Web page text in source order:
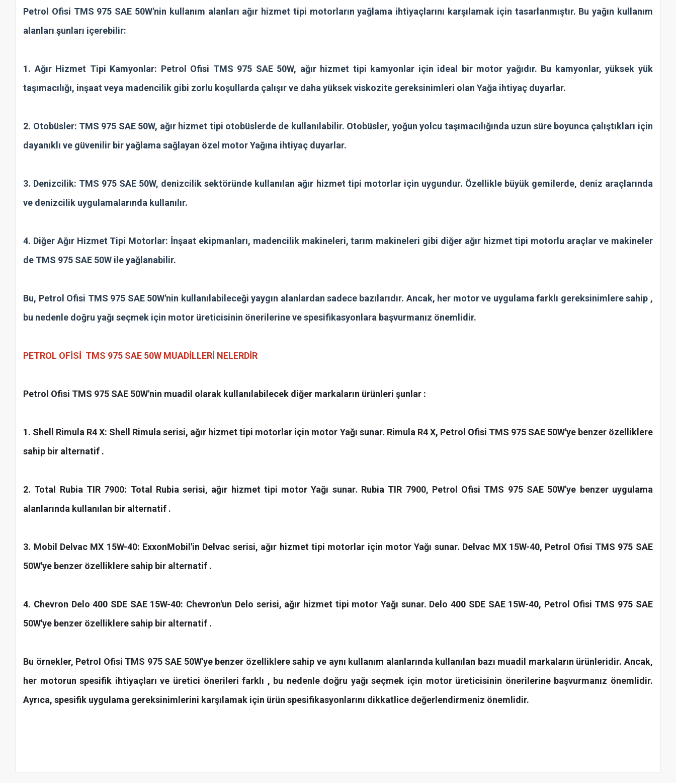
Petrol Ofisi TMS 975 SAE 50W'nin kullanım alanları ağır hizmet tipi motorların yağlama ihtiyaçlarını karşılamak için tasarlanmıştır. Bu yağın kullanım
alanları şunları içerebilir:
1. Ağır Hizmet Tipi Kamyonlar: Petrol Ofisi TMS 975 SAE 50W, ağır hizmet tipi kamyonlar için ideal bir motor yağıdır. Bu kamyonlar, yüksek yük
taşımacılığı, inşaat veya madencilik gibi zorlu koşullarda çalışır ve daha yüksek viskozite gereksinimleri olan Yağa ihtiyaç duyarlar.
2. Otobüsler: TMS 975 SAE 50W, ağır hizmet tipi otobüslerde de kullanılabilir. Otobüsler, yoğun yolcu taşımacılığında uzun süre boyunca çalıştıkları için
dayanıklı ve güvenilir bir yağlama sağlayan özel motor Yağına ihtiyaç duyarlar.
3. Denizcilik: TMS 975 SAE 50W, denizcilik sektöründe kullanılan ağır hizmet tipi motorlar için uygundur. Özellikle büyük gemilerde, deniz araçlarında
ve denizcilik uygulamalarında kullanılır.
4. Diğer Ağır Hizmet Tipi Motorlar: İnşaat ekipmanları, madencilik makineleri, tarım makineleri gibi diğer ağır hizmet tipi motorlu araçlar ve makineler
de TMS 975 SAE 50W ile yağlanabilir.
Bu, Petrol Ofisi TMS 975 SAE 50W'nin kullanılabileceği yaygın alanlardan sadece bazılarıdır. Ancak, her motor ve uygulama farklı gereksinimlere sahip ,
bu nedenle doğru yağı seçmek için motor üreticisinin önerilerine ve spesifikasyonlara başvurmanız önemlidir.
PETROL OFİSİ TMS 975 SAE 50W MUADİLLERİ NELERDİR
Petrol Ofisi TMS 975 SAE 50W'nin muadil olarak kullanılabilecek diğer markaların ürünleri şunlar :
1. Shell Rimula R4 X: Shell Rimula serisi, ağır hizmet tipi motorlar için motor Yağı sunar. Rimula R4 X, Petrol Ofisi TMS 975 SAE 50W'ye benzer özelliklere
sahip bir alternatif .
2. Total Rubia TIR 7900: Total Rubia serisi, ağır hizmet tipi motor Yağı sunar. Rubia TIR 7900, Petrol Ofisi TMS 975 SAE 50W'ye benzer uygulama
alanlarında kullanılan bir alternatif .
3. Mobil Delvac MX 15W-40: ExxonMobil'in Delvac serisi, ağır hizmet tipi motorlar için motor Yağı sunar. Delvac MX 15W-40, Petrol Ofisi TMS 975 SAE
50W'ye benzer özelliklere sahip bir alternatif .
4. Chevron Delo 400 SDE SAE 15W-40: Chevron'un Delo serisi, ağır hizmet tipi motor Yağı sunar. Delo 400 SDE SAE 15W-40, Petrol Ofisi TMS 975 SAE
50W'ye benzer özelliklere sahip bir alternatif .
Bu örnekler, Petrol Ofisi TMS 975 SAE 50W'ye benzer özelliklere sahip ve aynı kullanım alanlarında kullanılan bazı muadil markaların ürünleridir. Ancak,
her motorun spesifik ihtiyaçları ve üretici önerileri farklı , bu nedenle doğru yağı seçmek için motor üreticisinin önerilerine başvurmanız önemlidir.
Ayrıca, spesifik uygulama gereksinimlerini karşılamak için ürün spesifikasyonlarını dikkatlice değerlendirmeniz önemlidir.